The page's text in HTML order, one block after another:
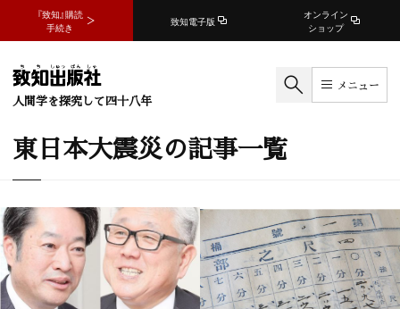
『致知』購読
手続き
致知電子版
オンライン
ショップ
人間学を探究して四十八年
メニュー
東日本大震災の記事一覧